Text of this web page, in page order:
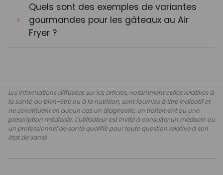
Quels sont des exemples de variantes
gourmandes pour les gâteaux au Air
Fryer ?
Les informations diffusées sur les articles, notamment celles relatives à
la santé, au bien-être ou à la nutrition, sont fournies à titre indicatif et
ne constituent en aucun cas un diagnostic, un traitement ou une
prescription médicale. L'utilisateur est invité à consulter un médecin ou
un professionnel de santé qualifié pour toute question relative à son
état de santé.